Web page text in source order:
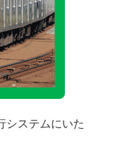
システムにいた